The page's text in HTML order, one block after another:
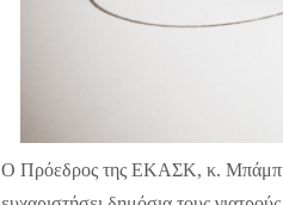
Ο Πρόεδρος της ΕΚΑΣΚ, κ. Μπάμπης